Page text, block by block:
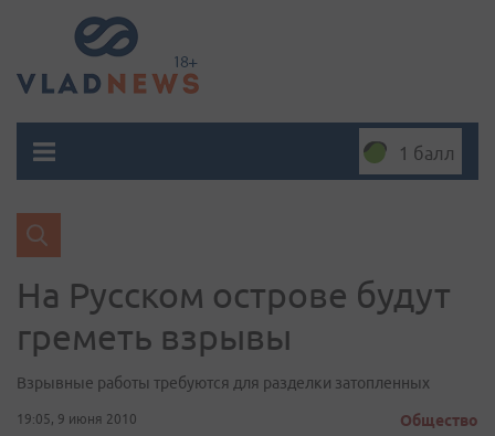
1 балл
На Русском острове будут
греметь взрывы
Взрывные работы требуются для разделки затопленных
19:05, 9 июня 2010 Общество